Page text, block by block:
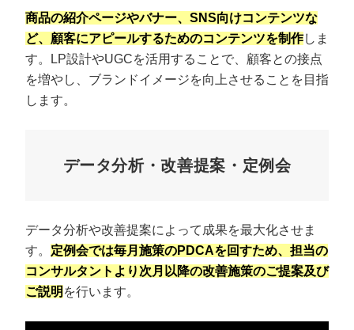
商品の紹介ページやバナー、SNS向けコンテンツな
ど、顧客にアピールするためのコンテンツを制作しま
す。LP設計やUGCを活用することで、顧客との接点
を増やし、ブランドイメージを向上させることを目指
します。
データ分析・改善提案・定例会
データ分析や改善提案によって成果を最大化させま
す。 定例会では毎月施策のPDCAを回すため、担当の
コンサルタントより次月以降の改善施策のご提案及び
ご説明 を行います。